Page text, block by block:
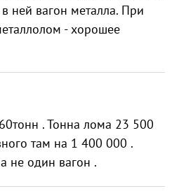
ней вагон металла. При
- хорошее
. Тонна лома 23 500
там на 1 400 000 .
не один вагон .